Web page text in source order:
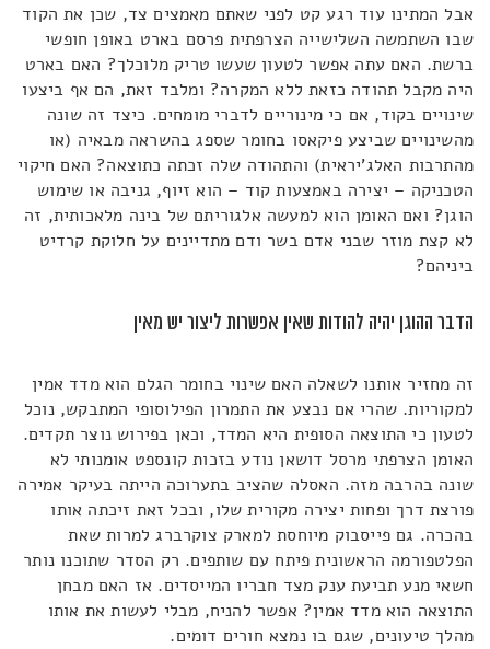
אבל המתינו עוד רגע קט לפני שאתם מאמצים צד, שכן את הקוד
שבו השתמשה השלישייה הצרפתית פרסם בארט באופן חופשי
ברשת. האם עתה אפשר לטעון שעשו טריק מלוכלך? האם בארט
היה מקבל תהודה כזאת ללא המקרה? ומלבד זאת, הם אף ביצעו
שינויים בקוד, אם כי מינוריים לדברי מומחים. כיצד זה שונה
מהשינויים שביצע פיקאסו בחומר שספג בהשראה מבאיה (או
מהתרבות האלג'יראית) והתהודה שלה זכתה כתוצאה? האם חיקוי
הטכניקה – יצירה באמצעות קוד – הוא זיוף, גניבה או שימוש
הוגן? ואם האומן הוא למעשה אלגוריתם של בינה מלאכותית, זה
לא קצת מוזר שבני אדם בשר ודם מתדיינים על חלוקת קרדיט
ביניהם?
הדבר ההוגן יהיה להודות שאין אפשרות ליצור יש מאין
זה מחזיר אותנו לשאלה האם שינוי בחומר הגלם הוא מדד אמין
למקוריות. שהרי אם נבצע את התמרון הפילוסופי המתבקש, נוכל
לטעון כי התוצאה הסופית היא המדד, וכאן בפירוש נוצר תקדים.
האומן הצרפתי מרסל דושאן נודע בזכות קונספט אומנותי לא
שונה בהרבה מזה. האסלה שהציב בתערוכה הייתה בעיקר אמירה
פורצת דרך ופחות יצירה מקורית שלו, ובכל זאת זיכתה אותו
בהכרה. גם פייסבוק מיוחסת למארק צוקרברג למרות שאת
הפלטפורמה הראשונית פיתח עם שותפים. רק הסדר שתוכנו נותר
חשאי מנע תביעת ענק מצד חבריו המייסדים. אז האם מבחן
התוצאה הוא מדד אמין? אפשר להניח, מבלי לעשות את אותו
מהלך טיעונים, שגם בו נמצא חורים דומים.